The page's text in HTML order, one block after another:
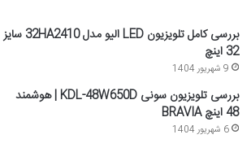
بررسی کامل تلویزیون LED الیو مدل 32HA2410 سایز
32 اینچ
9 شهریور 1404
بررسی تلویزیون سونی KDL-48W650D | هوشمند
48 اینچ BRAVIA
6 شهریور 1404